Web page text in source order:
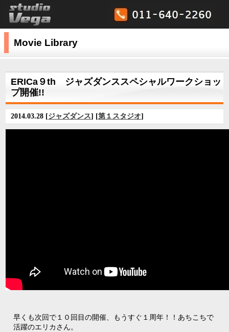
Movie Library
ERICa９th ジャズダンススペシャルワークショッ
プ開催!!
2014.03.28 [ジャズダンス] [第１スタジオ]
早くも次回で１０回目の開催、もうすぐ１周年！！あちこちで
活躍のエリカさん。